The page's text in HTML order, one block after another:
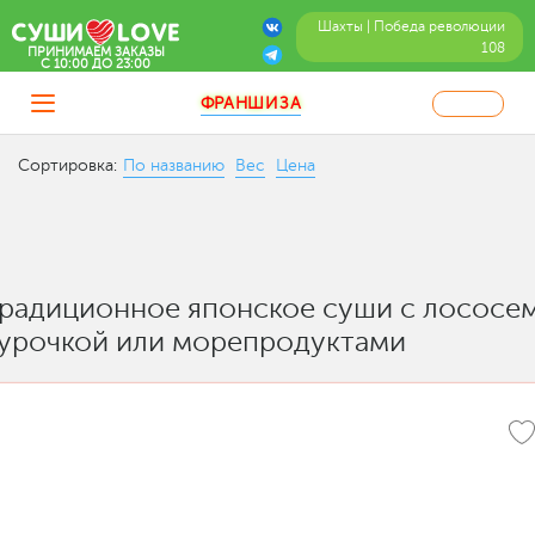
Шахты | Победа революции
108
ПРИНИМАЕМ ЗАКАЗЫ
C 10:00 ДО 23:00
ФРАНШИЗА
Сортировка: По названию Вес Цена
японское суши с
или морепродуктами